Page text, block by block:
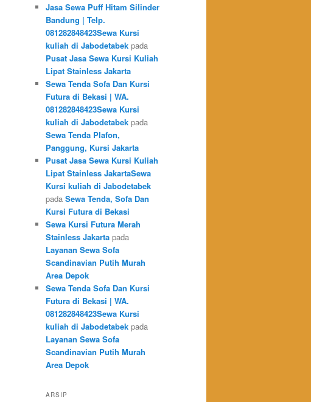
Jasa Sewa Puff Hitam Silinder
Bandung | Telp.
081282848423Sewa Kursi
kuliah di Jabodetabek pada
Pusat Jasa Sewa Kursi Kuliah
Lipat Stainless Jakarta
Sewa Tenda Sofa Dan Kursi
Futura di Bekasi | WA.
081282848423Sewa Kursi
kuliah di Jabodetabek pada
Sewa Tenda Plafon,
Panggung, Kursi Jakarta
Pusat Jasa Sewa Kursi Kuliah
Lipat Stainless JakartaSewa
Kursi kuliah di Jabodetabek
pada Sewa Tenda, Sofa Dan
Kursi Futura di Bekasi
Sewa Kursi Futura Merah
Stainless Jakarta pada
Layanan Sewa Sofa
Scandinavian Putih Murah
Area Depok
Sewa Tenda Sofa Dan Kursi
Futura di Bekasi | WA.
081282848423Sewa Kursi
kuliah di Jabodetabek pada
Layanan Sewa Sofa
Scandinavian Putih Murah
Area Depok
ARSIP